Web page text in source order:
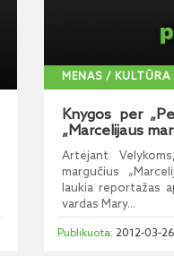
MENAS / KULTŪRA
Knygos per
„Marcelijaus
Artėjant
margučius
laukia reportažas
vardas Mary...
2012-03-26